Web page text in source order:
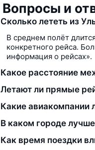
Вопросы и
Сколько лететь из
В среднем полёт
конкретного рейса.
информация о рейсах».
Какое расстояние
Летают ли прямые
Какие авиакомпании
В каком городе
Как время поездки